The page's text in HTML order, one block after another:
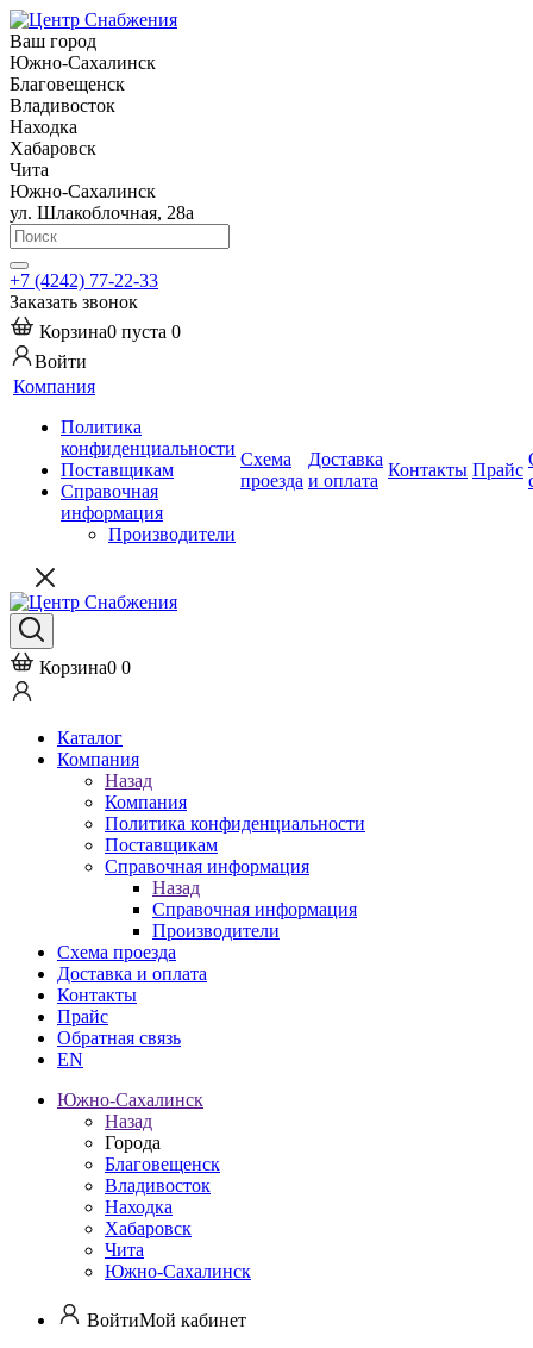
Ваш город
Южно-Сахалинск
Благовещенск
Владивосток
Находка
Хабаровск
Чита
Южно-Сахалинск
ул. Шлакоблочная, 28а
+7 (4242) 77-22-33
Заказать звонок
Корзина0 пуста 0
Войти
Компания
Политика
конфиденциальности
Поставщикам
Справочная
информация
Производители
Схема
проезда
Доставка
и оплата
Контакты Прайс
Корзина0 0
Каталог
Компания
Назад
Компания
Политика конфиденциальности
Поставщикам
Справочная информация
Назад
Справочная информация
Производители
Схема проезда
Доставка и оплата
Контакты
Прайс
Обратная связь
EN
Южно-Сахалинск
Назад
Города
Благовещенск
Владивосток
Находка
Хабаровск
Чита
Южно-Сахалинск
ВойтиМой кабинет